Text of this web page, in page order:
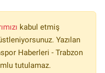
kabul etmiş
Yazılan
Haberleri - Trabzon
tutulamaz.